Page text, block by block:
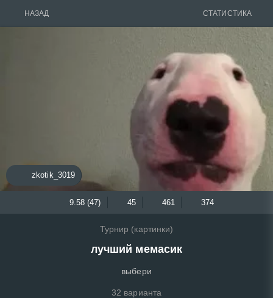
НАЗАД СТАТИСТИКА
zkotik_3019
9.58 (47) 45 461 374
Турнир (картинки)
лучший мемасик
выбери
32 варианта